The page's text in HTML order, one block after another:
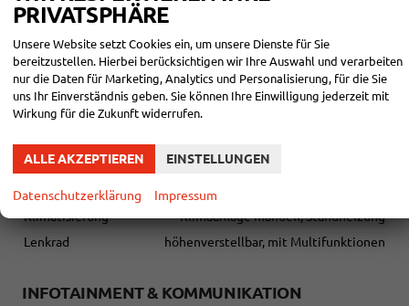
EXTRAS:
Schiebetür rechts,Reserverad, Doppelkabine, Sommerreifen,
Garantie, Scheckheftgepflegt, Nichtraucherfahrzeug.
AUßEN:
16 Zoll Räder in Stahl, Silber
Alle Fotos können Beispielbilder sein und aufpreispflichtige
Extras enthalten. Die genaue Ausstattung entnehmen Sie bitte
dem Beschreibungstext
INNEN
Klimatisierung
Klimaanlage manuell, Standheizung
Lenkrad
höhenverstellbar, mit Multifunktionen
INFOTAINMENT & KOMMUNIKATION
PRIVATSPHÄRE
Unsere Website setzt Cookies ein, um unsere Dienste für Sie
bereitzustellen. Hierbei berücksichtigen wir Ihre Auswahl und verarbeiten
nur die Daten für Marketing, Analytics und Personalisierung, für die Sie
uns Ihr Einverständnis geben. Sie können Ihre Einwilligung jederzeit mit
Wirkung für die Zukunft widerrufen.
ALLE AKZEPTIEREN EINSTELLUNGEN
Datenschutzerklärung Impressum